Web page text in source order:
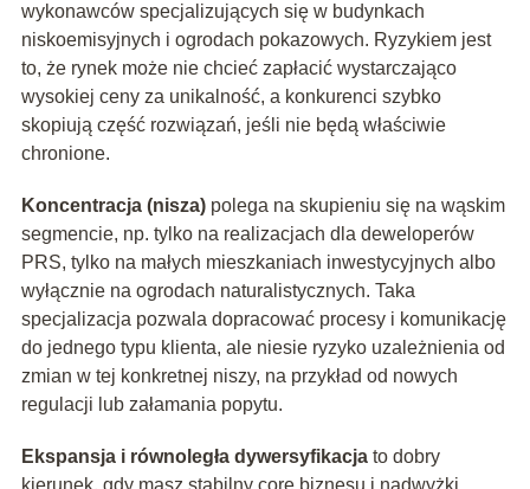
wykonawców specjalizujących się w budynkach
niskoemisyjnych i ogrodach pokazowych. Ryzykiem jest
to, że rynek może nie chcieć zapłacić wystarczająco
wysokiej ceny za unikalność, a konkurenci szybko
skopiują część rozwiązań, jeśli nie będą właściwie
chronione.
Koncentracja (nisza)polega na skupieniu się na wąskim
segmencie, np. tylko na realizacjach dla deweloperów
PRS, tylko na małych mieszkaniach inwestycyjnych albo
wyłącznie na ogrodach naturalistycznych. Taka
specjalizacja pozwala dopracować procesy i komunikację
do jednego typu klienta, ale niesie ryzyko uzależnienia od
zmian w tej konkretnej niszy, na przykład od nowych
regulacji lub załamania popytu.
Ekspansja i równoległa dywersyfikacjato dobry